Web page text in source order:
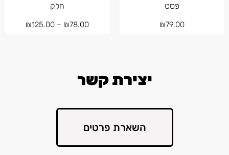
פסט
₪79.00
חלק
₪78.00
–
₪125.00
יצירת קשר
השארת פרטים